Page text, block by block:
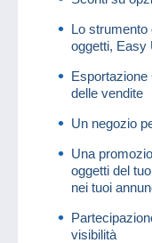
Lo strumento
oggetti, Easy
Esportazione
delle vendite
Un negozio
Una
oggetti del
nei tuoi
visibilità